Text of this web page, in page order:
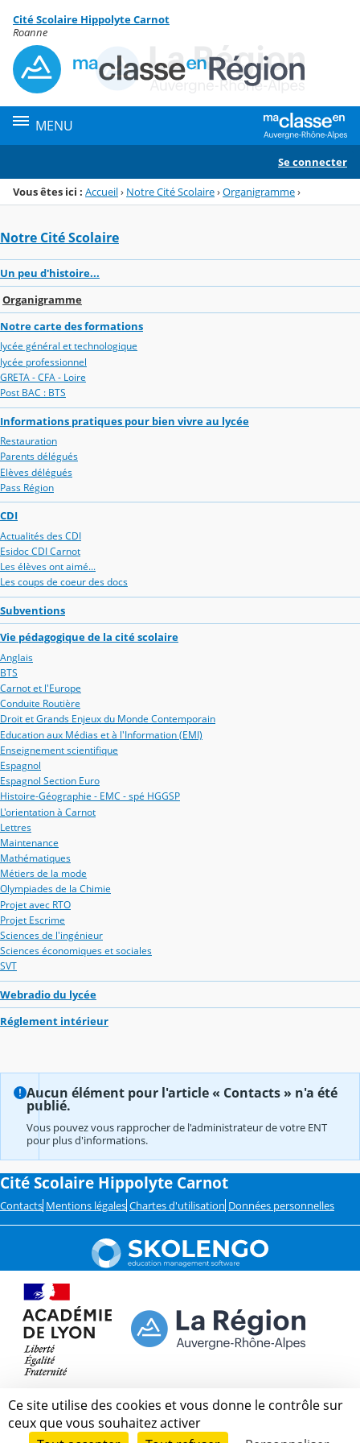
Menu de la rubrique
Contenu
Cité Scolaire Hippolyte Carnot
Roanne
MENU
Se connecter
Vous êtes ici : Accueil› Notre Cité Scolaire›Organigramme›
Notre Cité Scolaire
Un peu d'histoire...
Organigramme
Notre carte des formations
lycée général et technologique
lycée professionnel
GRETA - CFA - Loire
Post BAC : BTS
Informations pratiques pour bien vivre au lycée
Restauration
Parents délégués
Elèves délégués
Pass Région
CDI
Actualités des CDI
Esidoc CDI Carnot
Les élèves ont aimé...
Les coups de coeur des docs
Subventions
Vie pédagogique de la cité scolaire
Anglais
BTS
Carnot et l'Europe
Conduite Routière
Droit et Grands Enjeux du Monde Contemporain
Education aux Médias et à l'Information (EMI)
Enseignement scientifique
Espagnol
Espagnol Section Euro
Histoire-Géographie - EMC - spé HGGSP
L'orientation à Carnot
Lettres
Maintenance
Mathématiques
Métiers de la mode
Olympiades de la Chimie
Projet avec RTO
Projet Escrime
Sciences de l'ingénieur
Sciences économiques et sociales
SVT
Webradio du lycée
Réglement intérieur
Aucun élément pour l'article « Contacts » n'a été
publié.
Vous pouvez vous rapprocher de l'administrateur de votre ENT
pour plus d'informations.
Cité Scolaire Hippolyte Carnot
Contacts Mentions légales Chartes d'utilisation Données personnelles
Ce site utilise des cookies et vous donne le contrôle sur
ceux que vous souhaitez activer